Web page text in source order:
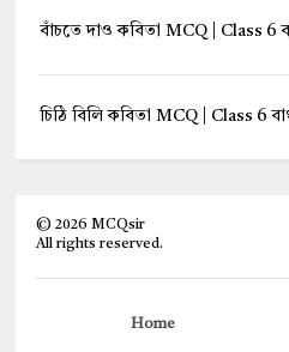
বাঁচতে দাও কবিতা MCQ | Class 6
চিঠি বিলি কবিতা MCQ | Class 6
©2026 MCQsir
All rights reserved.
Home